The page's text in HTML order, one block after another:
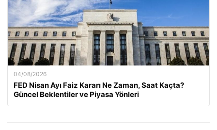
04/08/2026
FED Nisan Ayı Faiz Kararı Ne Zaman, Saat Kaçta?
Güncel Beklentiler ve Piyasa Yönleri